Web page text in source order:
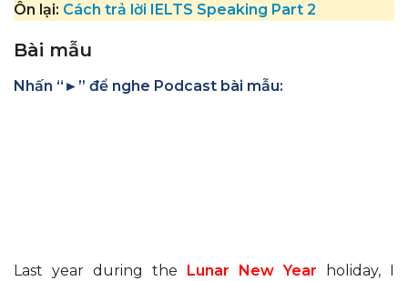
Ôn lại: Cách trả lời IELTS Speaking Part 2
Bài mẫu
Nhấn “►” để nghe Podcast bài mẫu:
Last year during the Lunar New Year holiday, I